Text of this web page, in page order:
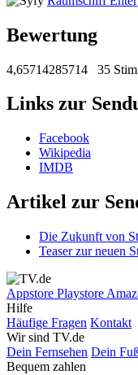
Bewertung
4,65714285714 35
Links zur
Facebook
Wikipedia
IMDB
Artikel zur
Die Zukunft von
Teaser zur neuen
Appstore Playstore
Hilfe
Häufige Fragen Kontakt
Wir sind TV.de
Dein Fernsehen Dein
Bequem zahlen